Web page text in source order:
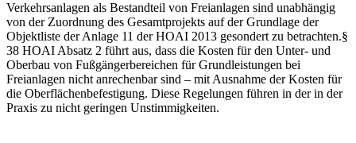
Verkehrsanlagen als Bestandteil von Freianlagen sind unabhängig
von der Zuordnung des Gesamtprojekts auf der Grundlage der
Objektliste der Anlage 11 der HOAI 2013 gesondert zu betrachten.§
38 HOAI Absatz 2 führt aus, dass die Kosten für den Unter- und
Oberbau von Fußgängerbereichen für Grundleistungen bei
Freianlagen nicht anrechenbar sind – mit Ausnahme der Kosten für
die Oberflächenbefestigung. Diese Regelungen führen in der in der
Praxis zu nicht geringen Unstimmigkeiten.